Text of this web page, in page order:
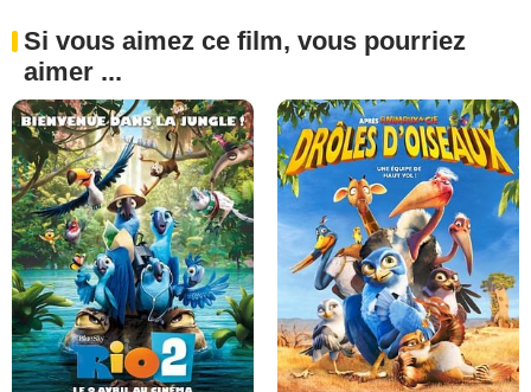
Si vous aimez ce film, vous pourriez
aimer ...